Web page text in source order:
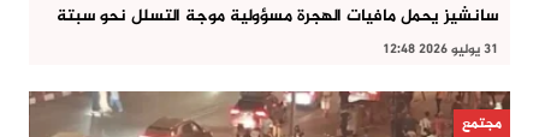
سانشيز يحمل مافيات الهجرة مسؤولية موجة التسلل نحو سبتة
31 يوليو 2026 12:48
مجتمع